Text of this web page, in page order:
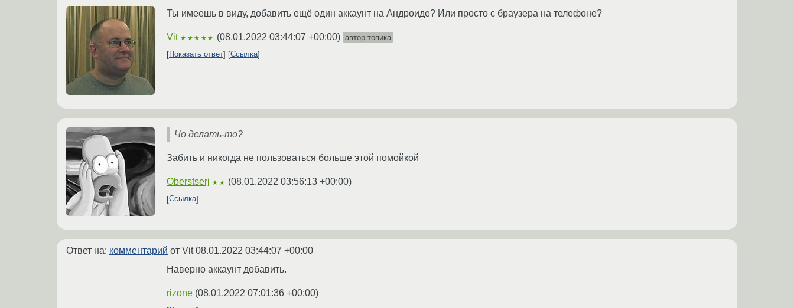
Ты имеешь в виду, добавить ещё один аккаунт на Андроиде? Или просто с браузера на телефоне?
Vit ★★★★★ (08.01.2022 03:44:07 +00:00) автор топика
Показать ответ
Ссылка
Чо делать-то?
Забить и никогда не пользоваться больше этой помойкой
Oberstserj ★★ (08.01.2022 03:56:13 +00:00)
Ссылка
Ответ на: комментарий от Vit08.01.2022 03:44:07 +00:00
Наверно аккаунт добавить.
rizone (08.01.2022 07:01:36 +00:00)